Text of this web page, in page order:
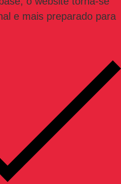
e mais preparado para